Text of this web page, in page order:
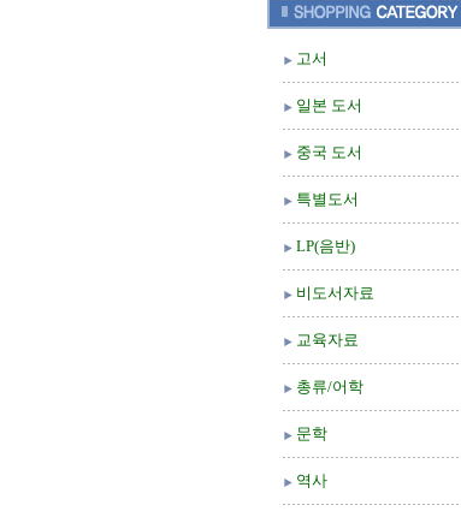
고서
일본 도서
중국 도서
특별도서
LP(음반)
비도서자료
교육자료
총류/어학
문학
역사